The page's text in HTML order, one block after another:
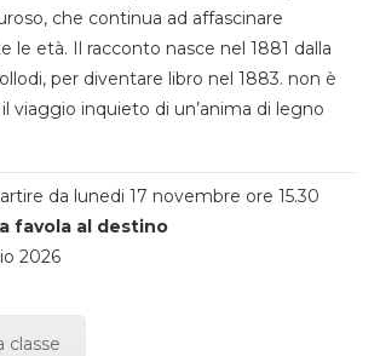
che continua ad affascinare
le età. Il racconto nasce nel 1881 dalla
per diventare libro nel 1883. non è
viaggio inquieto di un’anima di legno
da lunedi 17 novembre ore 15.30
favola al destino
2026
classe